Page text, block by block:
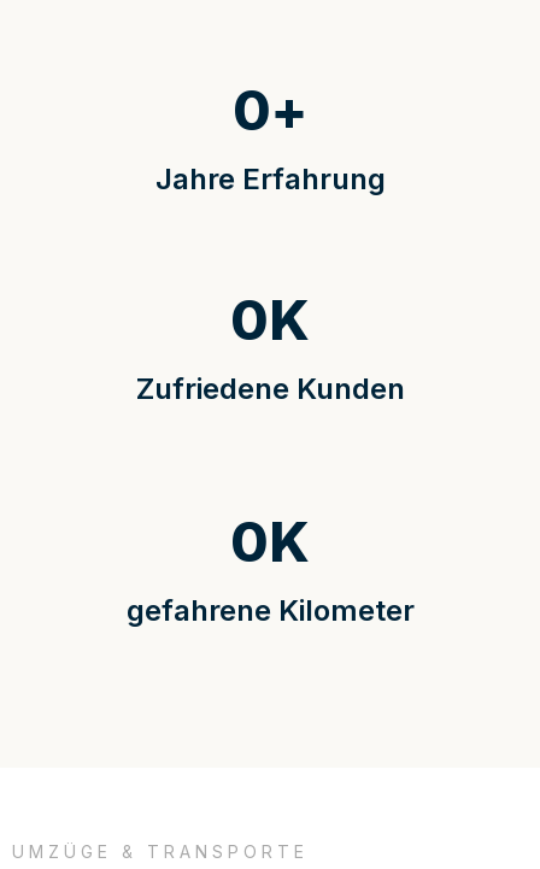
Jahre Erfahrung
0+
Zufriedene Kunden
0K
gefahrene Kilometer
0K
UMZÜGE & TRANSPORTE